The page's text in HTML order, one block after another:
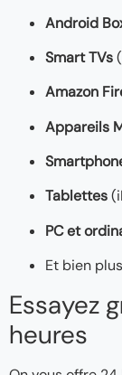
Android
Smart TVs
Amazon
Appareils
Tablettes
PC et
Et bien
Essayez
heures